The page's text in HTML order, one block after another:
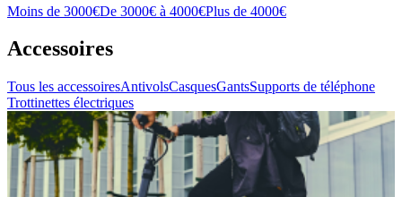
Moins de 3000€De 3000€ à 4000€Plus de 4000€
Accessoires
Tous les accessoiresAntivolsCasquesGantsSupports de téléphone
Trottinettes électriques